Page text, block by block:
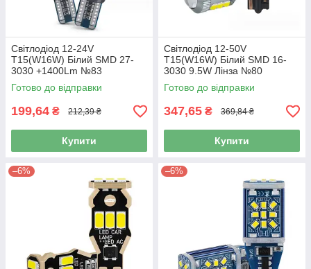
Світлодіод 12-24V
T15(W16W) Білий SMD 27-
3030 +1400Lm №83
Готово до відправки
199,64 ₴ 212,39 ₴
Купити
Світлодіод 12-50V
T15(W16W) Білий SMD 16-
3030 9.5W Лінза №80
Готово до відправки
347,65 ₴ 369,84 ₴
Купити
–6% –6%